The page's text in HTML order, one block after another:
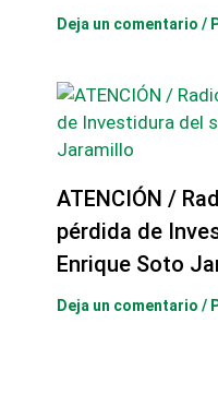
Deja un comentario /
ATENCIÓN /
pérdida de
Enrique Soto
Deja un comentario /